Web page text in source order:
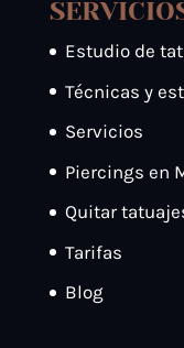
Estudio de
Técnicas y
Servicios
Piercings en
Quitar
Tarifas
Blog